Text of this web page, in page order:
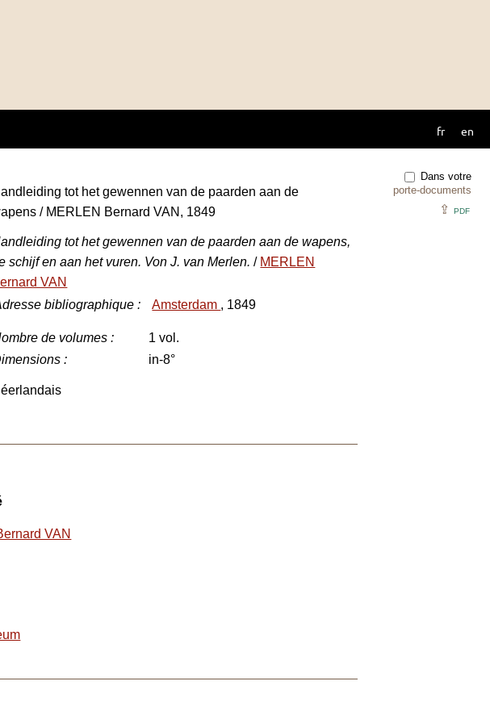
fr en
Dans votre
porte-documents
⇪ PDF
tot het gewennen van de paarden aan de
/ MERLEN Bernard VAN, 1849
tot het gewennen van de paarden aan de wapens,
schijf en aan het vuren. Von J. van Merlen./ MERLEN
VAN
bibliographique : Amsterdam , 1849
de volumes :
1 vol.
: in-8°
VAN